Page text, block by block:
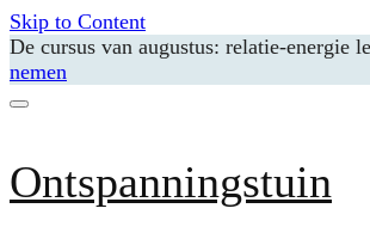
Skip to Content
De cursus van augustus: relatie-energie
nemen
Ontspanningstuin